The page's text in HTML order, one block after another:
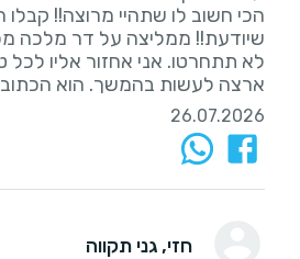
הכי חשוב לו שתהיי מרוצה!!
שיודעת!! ממליצה על דר מלכה
לא תתחרטו. אני אחזור אליו לכל
ארצה לעשות בהמשך. הוא
26.07.2026
חזי, גני תקווה